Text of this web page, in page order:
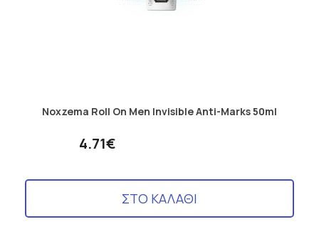
Noxzema Roll On Men Invisible Anti-Marks 50ml
4.71€
ΣΤΟ ΚΑΛΑΘΙ